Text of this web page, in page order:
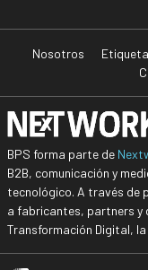
Nosotros
BPS forma parte de
B2B, comunicación y
tecnológico. A través de
a fabricantes, partners y
Transformación Digital,